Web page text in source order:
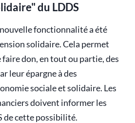
du LDDS
fonctionnalité a été
solidaire. Cela permet
faire don, en tout ou partie, des
leur épargne à des
sociale et solidaire. Les
doivent informer les
de cette possibilité.